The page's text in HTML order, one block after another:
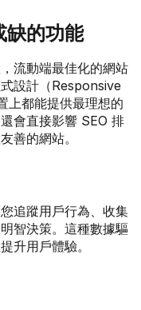
缺的功能
流動端最佳化的網站
設計（Responsive
上都能提供最理想的
會直接影響 SEO 排
善的網站。
追蹤用戶行為、收集
智決策。這種數據驅
升用戶體驗。